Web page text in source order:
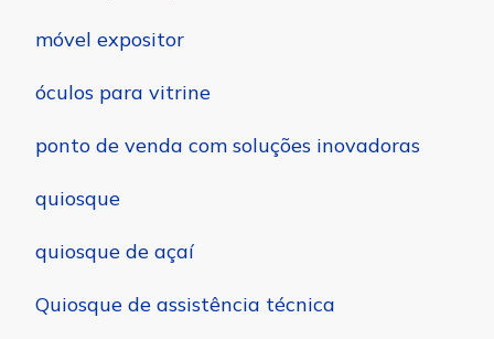
móvel expositor
óculos para vitrine
ponto de venda com soluções inovadoras
quiosque
quiosque de açaí
Quiosque de assistência técnica